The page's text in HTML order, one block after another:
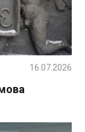
16.07.2026